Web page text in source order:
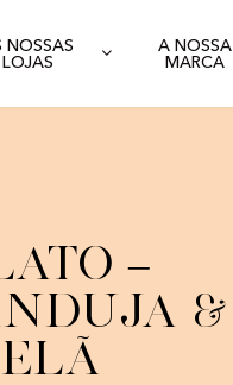
NOSSAS
LOJAS
A NOSSA
MARCA
–
&